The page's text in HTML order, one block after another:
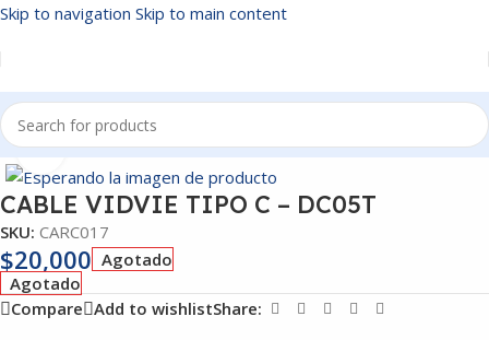
Skip to navigation Skip to main content
Inicio/CARGADORES CELULAR
Click to enlarge
CABLE VIDVIE TIPO C – DC05T
SKU: CARC017
$20,000 Agotado
Agotado
Compare Add to wishlistShare: